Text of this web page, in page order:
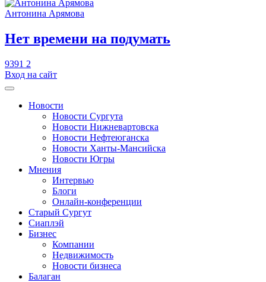
Антонина Арямова
​Нет времени на подумать
9391 2
Вход на сайт
Новости
Новости Сургута
Новости Нижневартовска
Новости Нефтеюганска
Новости Ханты-Мансийска
Новости Югры
Мнения
Интервью
Блоги
Онлайн-конференции
Старый Сургут
Сиаплэй
Бизнес
Компании
Недвижимость
Новости бизнеса
Балаган